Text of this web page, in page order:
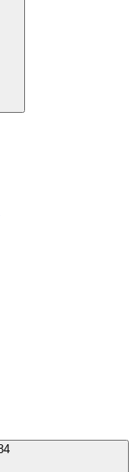
8 800 500-33-84